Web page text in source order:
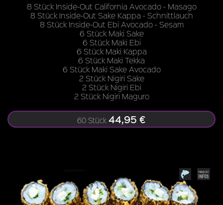
8 Stück Inside-Out California Avocado - Masago
8 Stück Inside-Out Sake Kappa - Schnittlauch
8 Stück Inside-Out Ebi Avocado - Sesam
6 Stück Maki Sake
6 Stück Maki Ebi
6 Stück Maki Kappa
6 Stück Maki Tekka
6 Stück Maki Sake Avocado
2 Stück Nigiri Sake
2 Stück Nigiri Ebi
2 Stück Nigiri Maguro
60 Stück 44,95 €